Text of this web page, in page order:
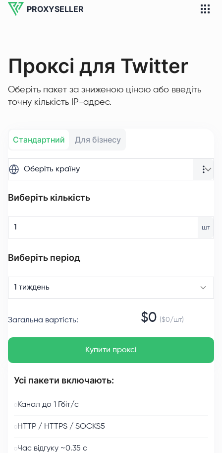
PROXYSELLER
Проксі для Twitter
Оберіть пакет за зниженою ціною або введіть
точну кількість IP-адрес.
Стандартний Для бізнесу
Оберіть країну
Виберіть кількість
шт
Виберіть період
1 тиждень
Загальна вартість: $0 ($0/шт)
Купити проксі
Усі пакети включають:
Канал до 1 Гбіт/с
HTTP / HTTPS / SOCKS5
Час відгуку ~0.35 с